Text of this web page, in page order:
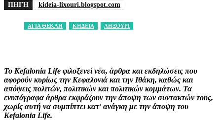
ΠΗΓΗ kideia-lixouri.blogspot.com
ΑΓΙΑ ΘΕΚΛΗ ΚΗΔΕΙΑ ΛΗΞΟΥΡΙ
Το Kefalonia Life φιλοξενεί νέα, άρθρα και εκδηλώσεις που
αφορούν κυρίως την Κεφαλονιά και την Ιθάκη, καθώς και
απόψεις πολιτών, πολιτικών και πολιτικών κομμάτων. Τα
ενυπόγραφα άρθρα εκφράζουν την άποψη των συντακτών τους,
χωρίς αυτή να συμπίπτει κατ' ανάγκη με την άποψη του
Kefalonia Life.